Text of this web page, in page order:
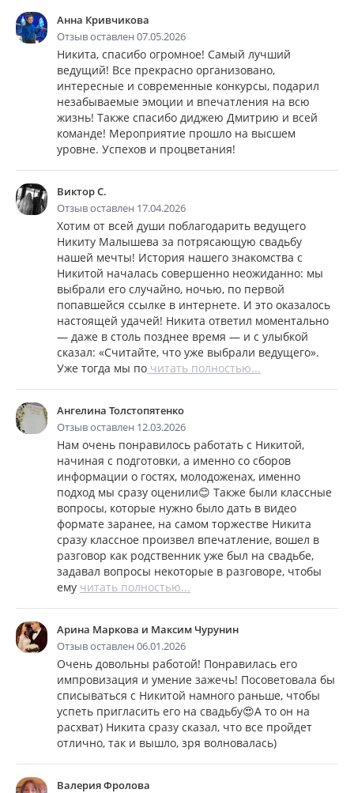
Анна Кривчикова
Отзыв оставлен 07.05.2026
Никита, спасибо огромное! Самый лучший
ведущий! Все прекрасно организовано,
интересные и современные конкурсы, подарил
незабываемые эмоции и впечатления на всю
жизнь! Также спасибо диджею Дмитрию и всей
команде! Мероприятие прошло на высшем
уровне. Успехов и процветания!
Виктор С.
Отзыв оставлен 17.04.2026
Хотим от всей души поблагодарить ведущего
Никиту Малышева за потрясающую свадьбу
нашей мечты! История нашего знакомства с
Никитой началась совершенно неожиданно: мы
выбрали его случайно, ночью, по первой
попавшейся ссылке в интернете. И это оказалось
настоящей удачей! Никита ответил моментально
— даже в столь позднее время — и с улыбкой
сказал: «Считайте, что уже выбрали ведущего».
Уже тогда мы по читать полностью...
Ангелина Толстопятенко
Отзыв оставлен 12.03.2026
Нам очень понравилось работать с Никитой,
начиная с подготовки, а именно со сборов
информации о гостях, молодоженах, именно
подход мы сразу оценили😊 Также были классные
вопросы, которые нужно было дать в видео
формате заранее, на самом торжестве Никита
сразу классное произвел впечатление, вошел в
разговор как родственник уже был на свадьбе,
задавал вопросы некоторые в разговоре, чтобы
ему читать полностью...
Арина Маркова и Максим Чурунин
Отзыв оставлен 06.01.2026
Очень довольны работой! Понравилась его
импровизация и умение зажечь! Посоветовала бы
списываться с Никитой намного раньше, чтобы
успеть пригласить его на свадьбу😍А то он на
расхват) Никита сразу сказал, что все пройдет
отлично, так и вышло, зря волновалась)
Валерия Фролова